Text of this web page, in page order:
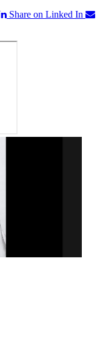
Share on Linked In